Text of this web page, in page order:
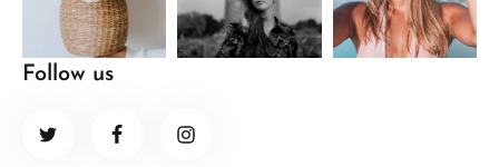
Follow us